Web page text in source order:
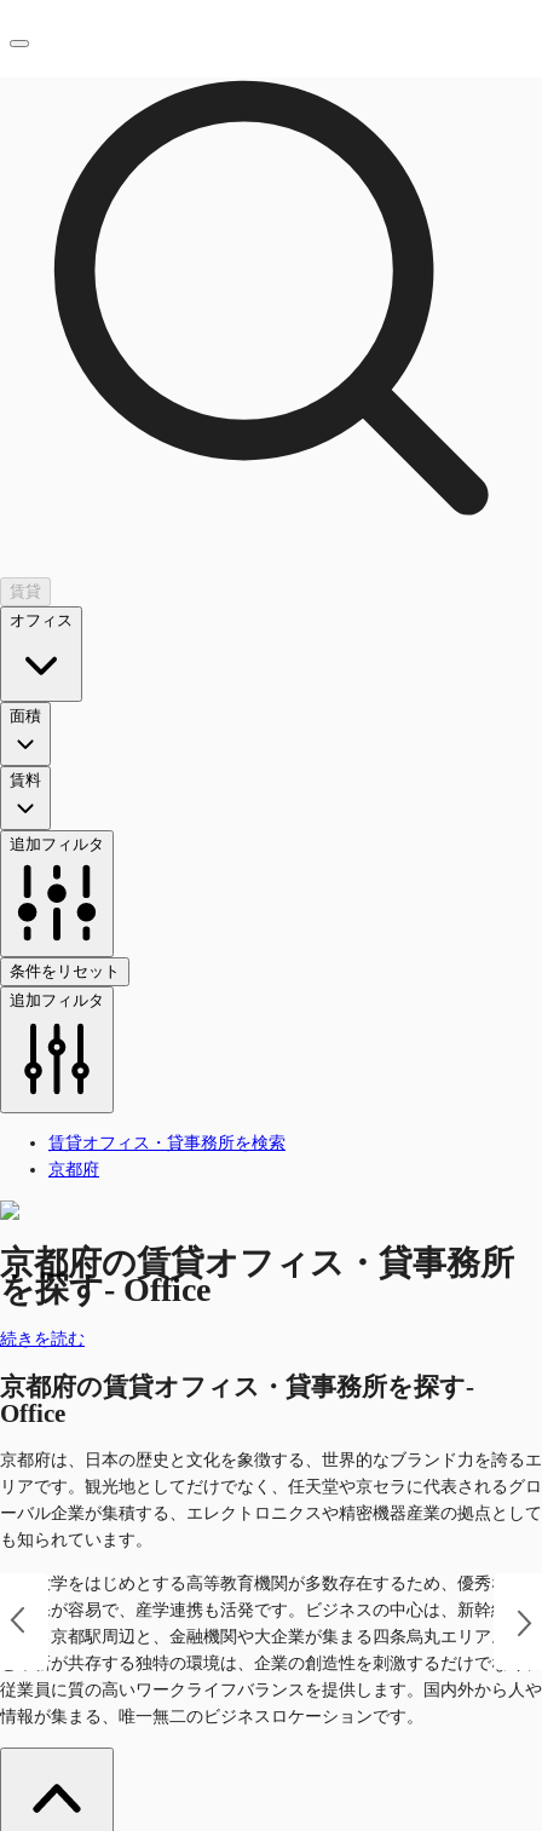
オフィス・事務所
倉庫・物流センター
地図検索
記事
仲介会社様はこちらへ
お気に入り
お電話
賃貸
オフィス
面積
賃料
追加フィルタ
条件をリセット
追加フィルタ
賃貸オフィス・貸事務所を検索
京都府
京都府の賃貸オフィス・貸事務所
を探す- Office
続きを読む
京都府の賃貸オフィス・貸事務所を探す-
Office
京都府は、日本の歴史と文化を象徴する、世界的なブランド力を誇るエ
リアです。観光地としてだけでなく、任天堂や京セラに代表されるグロ
ーバル企業が集積する、エレクトロニクスや精密機器産業の拠点として
も知られています。
京都大学をはじめとする高等教育機関が多数存在するため、優秀な人材
の確保が容易で、産学連携も活発です。ビジネスの中心は、新幹線が停
車する京都駅周辺と、金融機関や大企業が集まる四条烏丸エリア。伝統
と革新が共存する独特の環境は、企業の創造性を刺激するだけでなく、
従業員に質の高いワークライフバランスを提供します。国内外から人や
情報が集まる、唯一無二のビジネスロケーションです。